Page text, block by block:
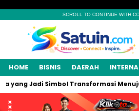
SCROLL TO CONTINUE WITH
HOME BISNIS DAERAH
yang Jadi Simbol Transformasi Menuju